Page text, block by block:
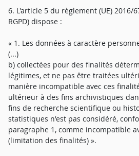
6. L'article 5 du règlement (UE) 2016/
RGPD) dispose :
« 1. Les données à caractère
(...)
b) collectées pour des finalités
légitimes, et ne pas être traitées
manière incompatible avec ces
ultérieur à des fins archivistiques
fins de recherche scientifique ou
statistiques n'est pas considéré,
paragraphe 1, comme incompatible
(limitation des finalités) ».